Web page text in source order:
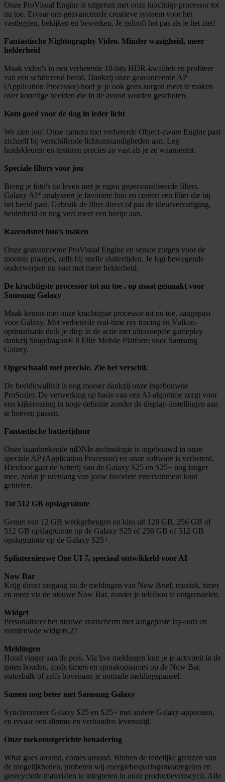
Onze ProVisual Engine is uitgerust met onze krachtige processor tot
nu toe. Ervaar ons geavanceerde creatieve systeem voor het
vastleggen, bekijken en bewerken. Je gelooft het pas als je het ziet!
Fantastische Nightography Video. Minder wazigheid, meer
helderheid
Maak video's in een verbeterde 10-bits HDR-kwaliteit en profiteer
van een schitterend beeld. Dankzij onze geavanceerde AP
(Application Processor) hoef je je ook geen zorgen meer te maken
over korrelige beelden die in de avond worden geschoten.
Kom goed voor de dag in ieder licht
We zien jou! Onze camera met verbeterde Object-aware Engine past
zichzelf bij verschillende lichtomstandigheden aan. Leg
huidskleuren en texturen precies zo vast als je ze waarneemt.
Speciale filters voor jou
Breng je foto's tot leven met je eigen gepersonaliseerde filters.
Galaxy AI* analyseert je favoriete foto en creëert een filter die bij
het beeld past. Gebruik de filter direct of pas de kleurverzadiging,
helderheid en nog veel meer een beetje aan.
Razendsnel foto's maken
Onze geavanceerde ProVisual Engine en sensor zorgen voor de
mooiste plaatjes, zelfs bij snelle sluitertijden. Je legt bewegende
onderwerpen nu vast met meer helderheid.
De krachtigste processor tot nu toe , op maat gemaakt voor
Samsung Galaxy
Maak kennis met onze krachtigste processor tot nu toe, aangepast
voor Galaxy. Met verbeterde real-time ray tracing en Vulkan-
optimalisatie duik je diep in de actie met ultrasoepele gameplay
dankzij Snapdragon® 8 Elite Mobile Platform voor Samsung
Galaxy.
Opgeschaald met precisie. Zie het verschil.
De beeldkwaliteit is nog mooier dankzij onze ingebouwde
ProScaler. De verwerking op basis van een AI-algoritme zorgt voor
een kijkervaring in hoge definitie zonder de display-instellingen aan
te hoeven passen.
Fantastische batterijduur
Onze baanbrekende mDNIe-technologie is ingebouwd in onze
speciale AP (Application Processor) en onze software is verbeterd.
Hierdoor gaat de batterij van de Galaxy S25 en S25+ nog langer
mee, zodat je urenlang van jouw favoriete entertainment kunt
genieten.
Tot 512 GB opslagruimte
Geniet van 12 GB werkgeheugen en kies uit 128 GB, 256 GB of
512 GB opslagruimte op de Galaxy S25 of 256 GB of 512 GB
opslagruimte op de Galaxy S25+.
Splinternieuwe One UI 7, speciaal ontwikkeld voor AI
Now Bar
Krijg direct toegang tot de meldingen van Now Brief, muziek, timer
en meer via de nieuwe Now Bar, zonder je telefoon te ontgrendelen.
Widget
Personaliseer het nieuwe startscherm met aangepaste lay-outs en
vernieuwde widgets.27
Meldingen
Houd vinger aan de pols. Via live meldingen kun je je activiteit in de
gaten houden, zoals timers en spraakopnames op de Now Bar,
statusbalk of zelfs bovenaan je normale meldingspaneel.
Samen nog beter met Samsung Galaxy
Synchroniseer Galaxy S25 en S25+ met andere Galaxy-apparaten,
en ervaar een slimme en verbonden levensstijl.
Onze toekomstgerichte benadering
What goes around, comes around. Binnen de redelijke grenzen van
de mogelijkheden, proberen wij energiebesparingsmaatregelen en
gerecyclede materialen te integreren in onze productlevenscycli. Alle